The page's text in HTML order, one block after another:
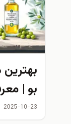
بهترین
معتبر
2025-10-23